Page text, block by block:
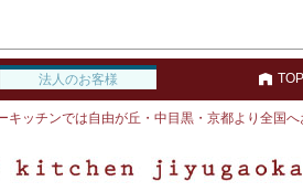
法人のお客様 TOP
キッチンでは自由が丘・中目黒・京都より全国